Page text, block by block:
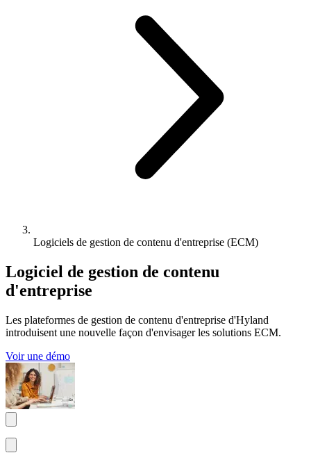
Logiciels de gestion de contenu d'entreprise (ECM)
Logiciel de gestion de contenu
d'entreprise
Les plateformes de gestion de contenu d'entreprise d'Hyland
introduisent une nouvelle façon d'envisager les solutions ECM.
Voir une démo